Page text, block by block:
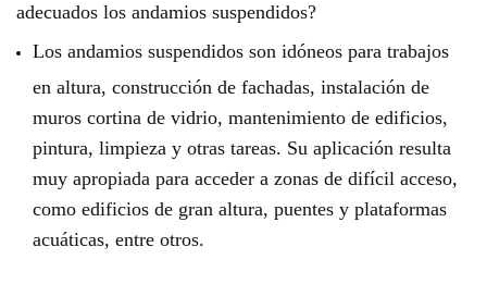
adecuados los andamios suspendidos?
Los andamios suspendidos son idóneos para trabajos
en altura, construcción de fachadas, instalación de
muros cortina de vidrio, mantenimiento de edificios,
pintura, limpieza y otras tareas. Su aplicación resulta
muy apropiada para acceder a zonas de difícil acceso,
como edificios de gran altura, puentes y plataformas
acuáticas, entre otros.